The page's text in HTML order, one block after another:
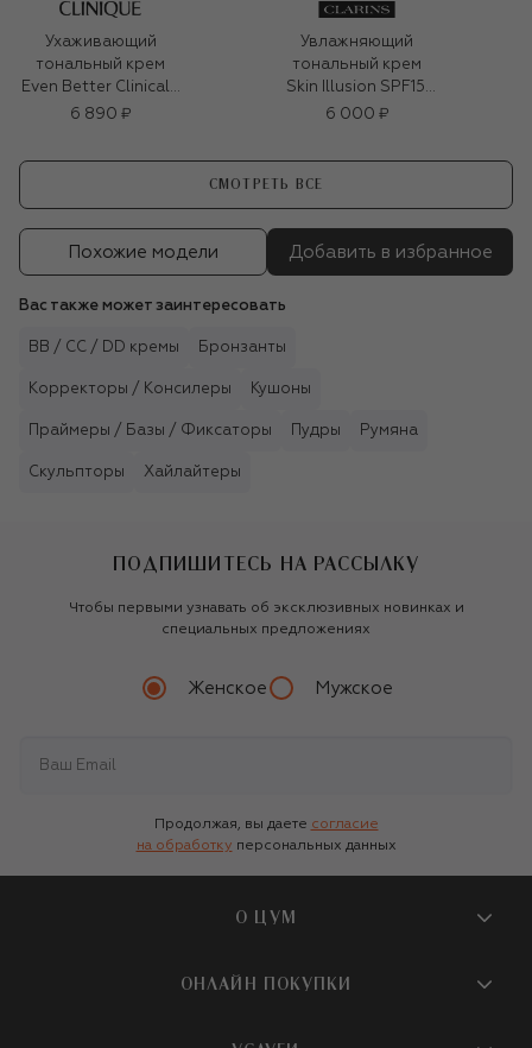
Ухаживающий
тональный крем
Even Better Clinical™
Vitamin Makeup SPF
6 890 ₽
Увлажняющий
тональный крем
Skin Illusion SPF15,
107 (30ml)
6 000 ₽
СМОТРЕТЬ ВСЕ
Похожие модели Добавить в избранное
Вас также может заинтересовать
BB / CC / DD кремы Бронзанты
Корректоры / Консилеры Кушоны
Праймеры / Базы / Фиксаторы Пудры Румяна
Скульпторы Хайлайтеры
ПОДПИШИТЕСЬ НА РАССЫЛКУ
Чтобы первыми узнавать об эксклюзивных новинках и
специальных предложениях
Женское Мужское
Продолжая, вы даете согласие
на обработку персональных данных
О ЦУМ
О магазине
ОНЛАЙН ПОКУПКИ